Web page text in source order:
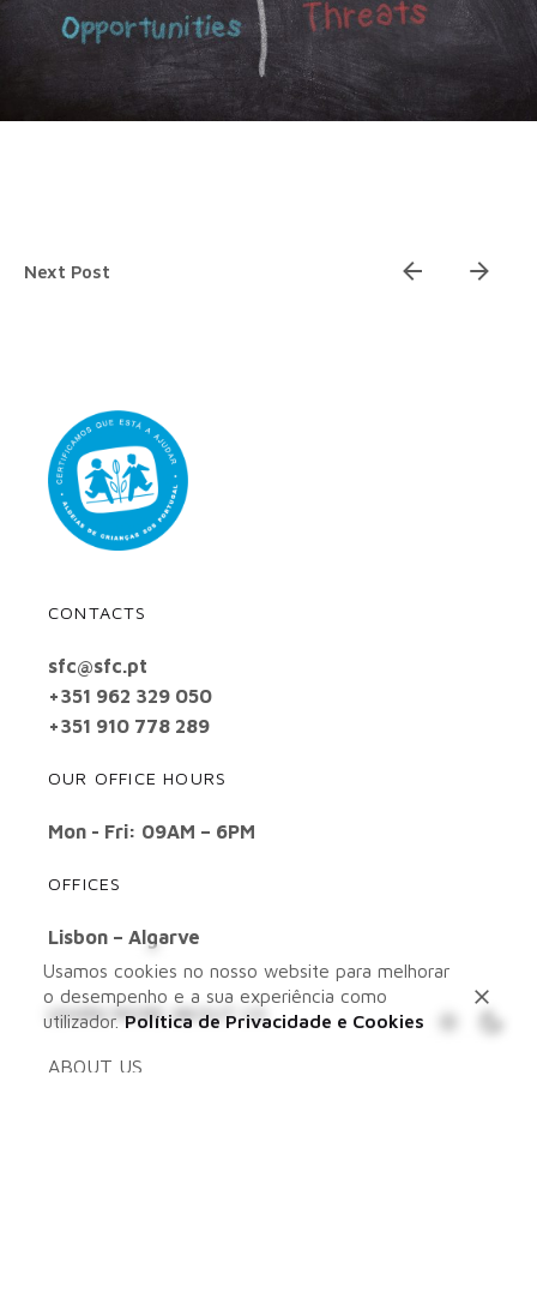
Next Post
CONTACTS
sfc@sfc.pt
+351 962 329 050
+351 910 778 289
OUR OFFICE HOURS
Mon - Fri: 09AM – 6PM
OFFICES
Lisbon – Algarve
LEARN MORE ABOUT US
ABOUT US
Usamos cookies no nosso website para melhorar
o desempenho e a sua experiência como
utilizador.Política de Privacidade e Cookies